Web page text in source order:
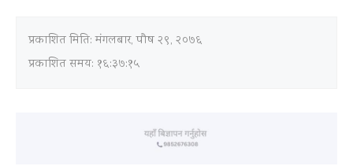
प्रकाशित मिति:मंगलबार, पौष २९, २०७६
प्रकाशित समय: १६:३७:१५